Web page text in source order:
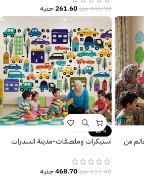
446.90جنيه261.60جنيه
من
-23%
استيكرات وملصقات-مدينة السيارات
610.40جنيه468.70جنيه